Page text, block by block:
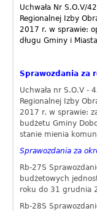
Uchwała Nr S.O.V/
Regionalnej Izby
2017 r. w sprawie:
długu Gminy i
Sprawozdania za
Uchwała nr S.O.V -
Regionalnej Izby
2017 r. w sprawie:
budżetu Gminy
stanie mienia
Sprawozdania za
Rb-27S
budżetowych
roku do 31 grudnia
Rb-28S